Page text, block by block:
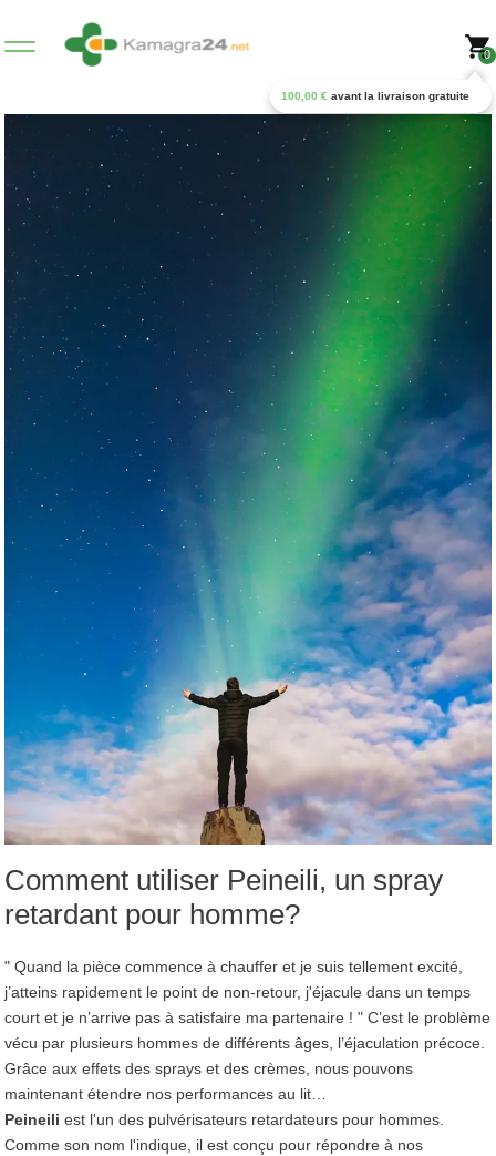
0
100,00 € avant la livraison gratuite
Comment utiliser Peineili, un spray
retardant pour homme?
" Quand la pièce commence à chauffer et je suis tellement excité,
j’atteins rapidement le point de non-retour, j'éjacule dans un temps
court et je n’arrive pas à satisfaire ma partenaire ! " C’est le problème
vécu par plusieurs hommes de différents âges, l’éjaculation précoce.
Grâce aux effets des sprays et des crèmes, nous pouvons
maintenant étendre nos performances au lit…
Peineili est l'un des pulvérisateurs retardateurs pour hommes.
Comme son nom l'indique, il est conçu pour répondre à nos